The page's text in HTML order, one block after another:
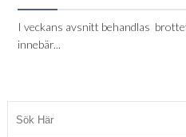
I veckans avsnitt behandlas
innebär...